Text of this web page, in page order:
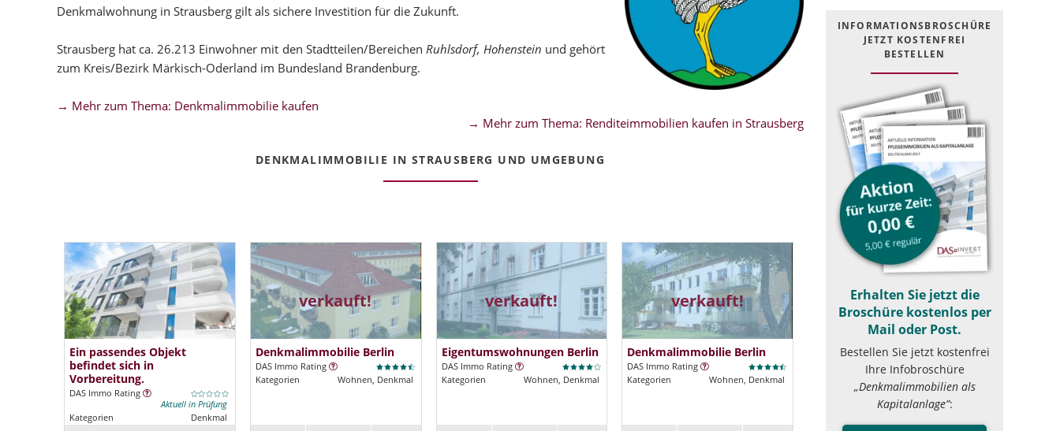
Denkmalwohnung in Strausberg gilt als sichere Investition für die Zukunft.
Strausberg hat ca. 26.213 Einwohner mit den Stadtteilen/Bereichen Ruhlsdorf, Hohenstein und gehört
zum Kreis/Bezirk Märkisch-Oderland im Bundesland Brandenburg.
→ Mehr zum Thema: Denkmalimmobilie kaufen
→ Mehr zum Thema: Renditeimmobilien kaufen in Strausberg
DENKMALIMMOBILIE IN STRAUSBERG UND UMGEBUNG
Ein passendes Objekt
befindet sich in
Vorbereitung.
DAS Immo Rating
Aktuell in Prüfung
Kategorien
Denkmal
verkauft!
Denkmalimmobilie Berlin
DAS Immo Rating
Kategorien
Wohnen, Denkmal
verkauft!
Eigentumswohnungen Berlin
DAS Immo Rating
Kategorien
Wohnen, Denkmal
verkauft!
Denkmalimmobilie Berlin
DAS Immo Rating
Kategorien
Wohnen, Denkmal
INFOR­MATIONS­BROSCHÜRE
JETZT KOSTEN­FREI
BESTELLEN
Erhalten Sie jetzt die
Broschüre kostenlos per
Mail oder Post.
Bestellen Sie jetzt kostenfrei
Ihre Infobroschüre
„Denkmalimmobilien als
Kapitalanlage”: